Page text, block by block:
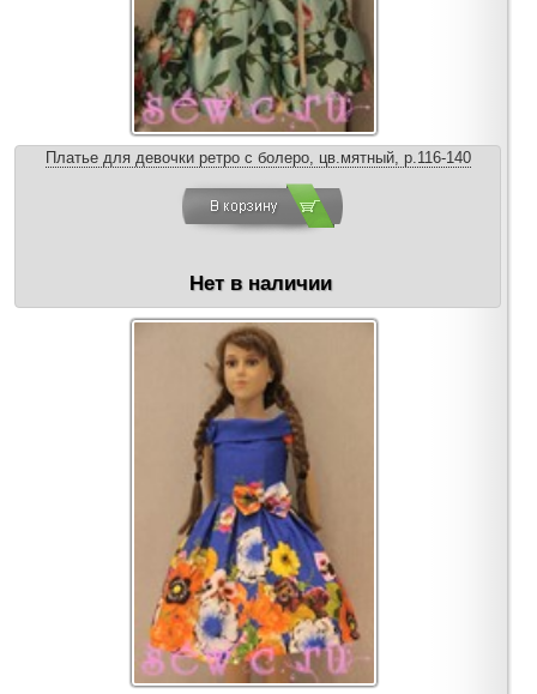
Платье для девочки ретро с болеро, цв.мятный, р.116-140
Нет в наличии